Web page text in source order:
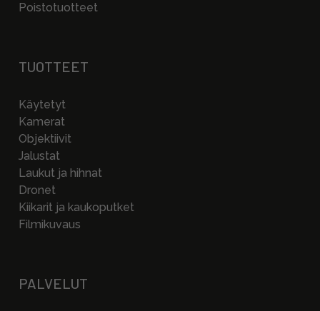
Poistotuotteet
TUOTTEET
Käytetyt
Kamerat
Objektiivit
Jalustat
Laukut ja hihnat
Dronet
Kiikarit ja kaukoputket
Filmikuvaus
PALVELUT